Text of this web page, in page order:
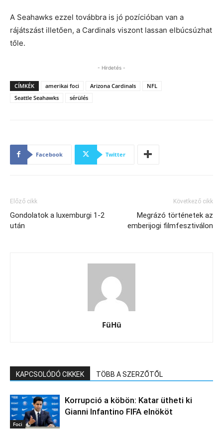
A Seahawks ezzel továbbra is jó pozícióban van a
rájátszást illetően, a Cardinals viszont lassan elbúcsúzhat
tőle.
- Hirdetés -
CÍMKÉK amerikai foci Arizona Cardinals
NFL
Seattle Seahawks
sérülés
Facebook Twitter
Előző cikk
Gondolatok a luxemburgi 1-2
után
Következő cikk
Megrázó történetek az
emberijogi filmfesztiválon
FüHü
KAPCSOLÓDÓ CIKKEK TÖBB A SZERZŐTŐL
Foci
Korrupció a köbön: Katar ütheti ki
Gianni Infantino FIFA elnököt